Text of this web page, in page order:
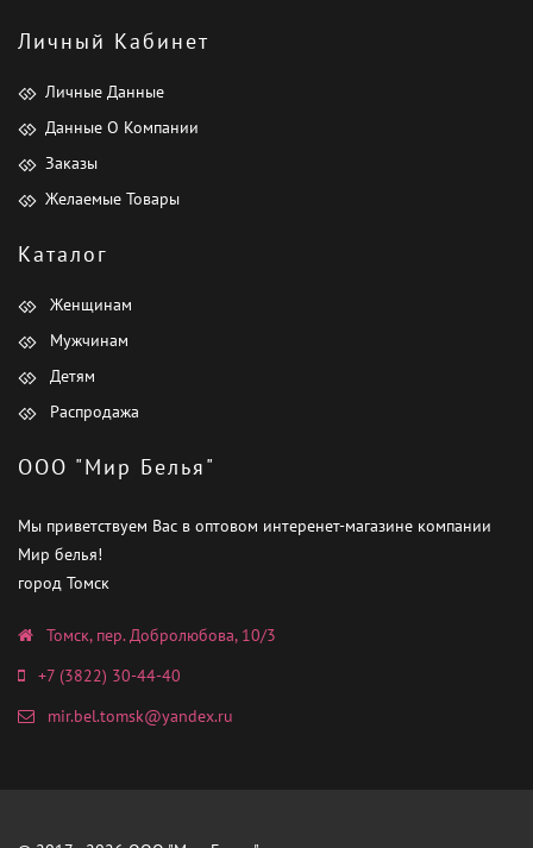
Личный Кабинет
Личные Данные
Данные О Компании
Заказы
Желаемые Товары
Каталог
Женщинам
Мужчинам
Детям
Распродажа
ООО "Мир Белья"
Мы приветствуем Вас в оптовом интеренет-магазине компании
Мир белья!
город Томск
Томск, пер. Добролюбова, 10/3
+7 (3822) 30-44-40
mir.bel.tomsk@yandex.ru